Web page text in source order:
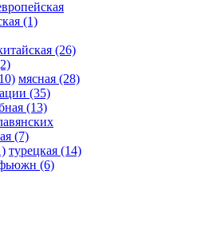
(1)
(26)
мясная (28)
(35)
(13)
(7)
турецкая (14)
(6)